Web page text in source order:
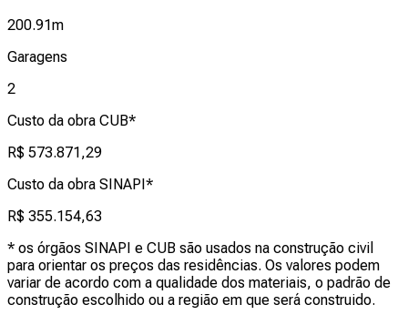
200.91m
Garagens
2
Custo da obra CUB*
R$ 573.871,29
Custo da obra SINAPI*
R$ 355.154,63
* os órgãos SINAPI e CUB são usados na construção civil
para orientar os preços das residências. Os valores podem
variar de acordo com a qualidade dos materiais, o padrão de
construção escolhido ou a região em que será construido.